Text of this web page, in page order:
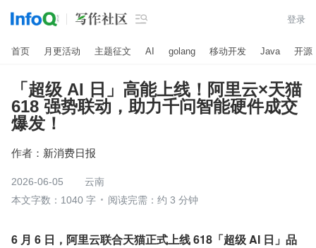
 登录
首页 月更活动 主题征文 AI golang 移动开发 Java 开源
「超级 AI 日」高能上线！阿里云×天猫
618 强势联动，助力千问智能硬件成交
爆发！
作者： 新消费日报
2026-06-05
云南
本文字数：1040 字
阅读完需：约 3 分钟
6 月 6 日，阿里云联合天猫正式上线 618「超级 AI 日」品